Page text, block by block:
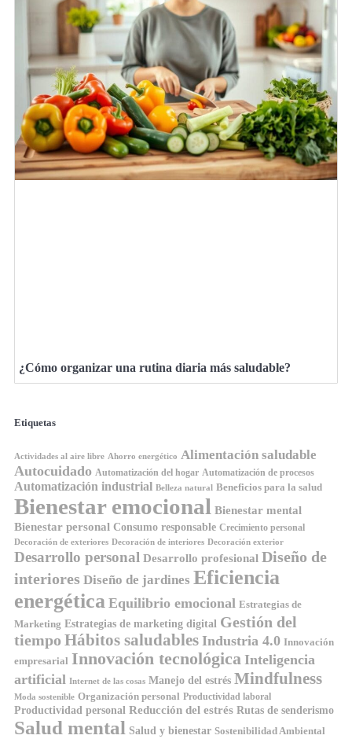
¿Cómo organizar una rutina diaria más saludable?
Etiquetas
Actividades al aire libre Ahorro energético Alimentación saludable
Autocuidado Automatización del hogar Automatización de procesos
Automatización industrial Belleza natural Beneficios para la salud
Bienestar emocional Bienestar mental
Bienestar personal Consumo responsable Crecimiento personal
Decoración de exteriores Decoración de interiores Decoración exterior
Desarrollo personal Desarrollo profesional Diseño de
interiores Diseño de jardines Eficiencia
energética Equilibrio emocional Estrategias de
Marketing Estrategias de marketing digital Gestión del
tiempo Hábitos saludables Industria 4.0 Innovación
empresarial Innovación tecnológica Inteligencia
artificial Internet de las cosas Manejo del estrés Mindfulness
Moda sostenible Organización personal Productividad laboral
Productividad personal Reducción del estrés Rutas de senderismo
Salud mental Salud y bienestar Sostenibilidad Ambiental